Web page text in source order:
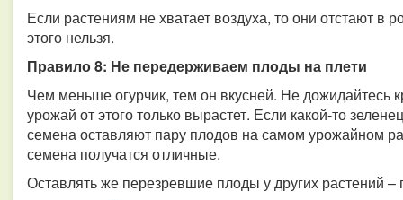
Если растениям не хватает воздуха, то они отстают в
этого нельзя.
Правило 8: Не передерживаем плоды на плети
Чем меньше огурчик, тем он вкусней. Не
урожай от этого только вырастет. Если какой-то
семена оставляют пару плодов на самом урожайном
семена получатся отличные.
Оставлять же перезревшие плоды у других растений –